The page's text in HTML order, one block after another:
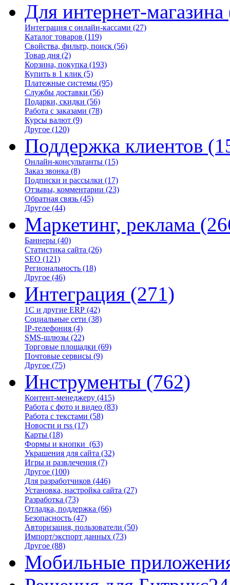
Для интернет-магазина
Интеграция с онлайн-кассами (27)
Каталог товаров (119)
Свойства, фильтр, поиск (56)
Товар дня (2)
Корзина, покупка (193)
Купить в 1 клик (5)
Платежные системы (95)
Службы доставки (56)
Подарки, скидки (56)
Работа с заказами (78)
Курсы валют (9)
Другое (120)
Поддержка клиентов
Онлайн-консультанты (15)
Заказ звонка (8)
Подписки и рассылки (17)
Отзывы, комментарии (23)
Обратная связь (45)
Другое (44)
Маркетинг, реклама
Баннеры (40)
Статистика сайта (26)
SEO (121)
Региональность (18)
Другое (46)
Интеграция (271)
1С и другие ERP (42)
Социальные сети (38)
IP-телефония (4)
SMS-шлюзы (22)
Торговые площадки (69)
Почтовые сервисы (9)
Другое (75)
Инструменты (762)
Контент-менеджеру (415)
Работа с фото и видео (83)
Работа с текстами (58)
Новости и rss (17)
Карты (18)
Формы и кнопки (63)
Украшения для сайта (32)
Игры и развлечения (7)
Другое (100)
Для разработчиков (446)
Установка, настройка сайта (27)
Разработка (73)
Отладка, поддержка (66)
Безопасность (47)
Авторизация, пользователи (50)
Импорт/экспорт данных (73)
Другое (88)
Мобильные